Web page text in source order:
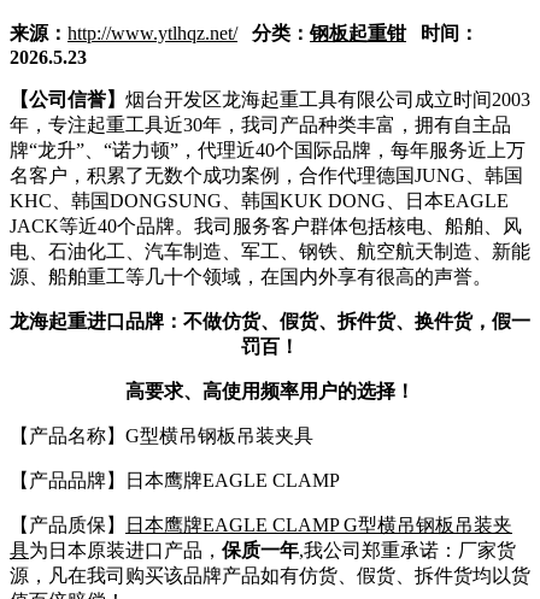
来源： http://www.ytlhqz.net/分类：钢板起重钳时间：
2026.5.23
【公司信誉】 烟台开发区龙海起重工具有限公司成立时间2003
年，专注起重工具近30年，我司产品种类丰富，拥有自主品
牌“龙升”、“诺力顿”，代理近40个国际品牌，每年服务近上万
名客户，积累了无数个成功案例，合作代理德国JUNG、韩国
KHC、韩国DONGSUNG、韩国KUK DONG、日本EAGLE
JACK等近40个品牌。我司服务客户群体包括核电、船舶、风
电、石油化工、汽车制造、军工、钢铁、航空航天制造、新能
源、船舶重工等几十个领域，在国内外享有很高的声誉。
龙海起重进口品牌：不做仿货、假货、拆件货、换件货，假一
罚百！
高要求、高使用频率用户的选择！
【产品名称】G型横吊钢板吊装夹具
【产品品牌】日本鹰牌EAGLE CLAMP
【产品质保】
日本鹰牌EAGLE CLAMP G型横吊钢板吊装夹
具为日本原装进口产品， 保质一年,我公司郑重承诺：厂家货
源，凡在我司购买该品牌产品如有仿货、假货、拆件货均以货